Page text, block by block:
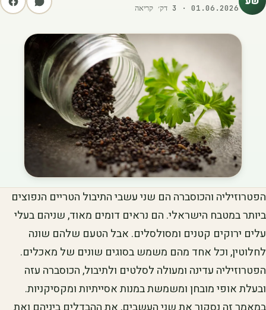
01.06.2026
·
3 דק׳ קריאה
הפטרוזיליה והכוסברה הם שני עשבי התיבול הטריים הנפוצים
ביותר במטבח הישראלי. הם נראים דומים מאוד, שניהם בעלי
עלים ירוקים קטנים ומסולסלים. אבל הטעם שלהם שונה
לחלוטין, וכל אחד מהם משמש בסוגים שונים של מאכלים.
הפטרוזיליה עדינה ומעולה לסלטים ולתיבול, הכוסברה עזה
ובעלת אופי מובחן ומשמשת במנות אסייתיות ומקסיקניות.